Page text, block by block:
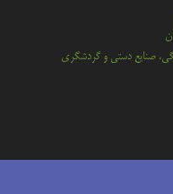
صنايع دستي و گردشگري